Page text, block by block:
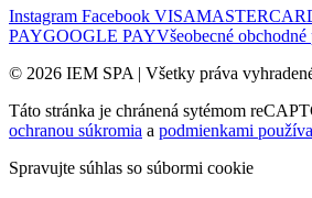
Instagram Facebook VISA
PAYGOOGLE PAYVšeobecné
© 2026 IEM SPA | Všetky práva
Táto stránka je chránená sytémom
ochranou súkromia a podmienkami
Spravujte súhlas so súbormi cookie